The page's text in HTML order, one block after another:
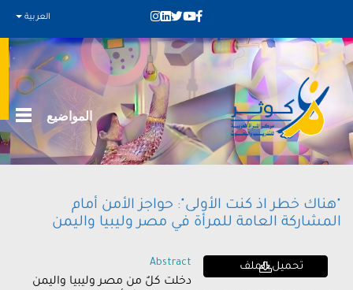
العربية
المواضيع
"هناك خطر اذ كنت الأولى": حواجز الأمن أمام
المشاركة العامة للمرأة في مصر وليبيا واليمن
تحميل الملف Abstract
دخلت كلٌ من مصر وليبيا واليمن